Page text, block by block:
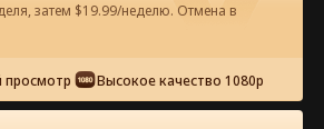
бесплатно в приложении
затем $19.99/неделю. Отмена в
просмотр Высокое качество 1080p